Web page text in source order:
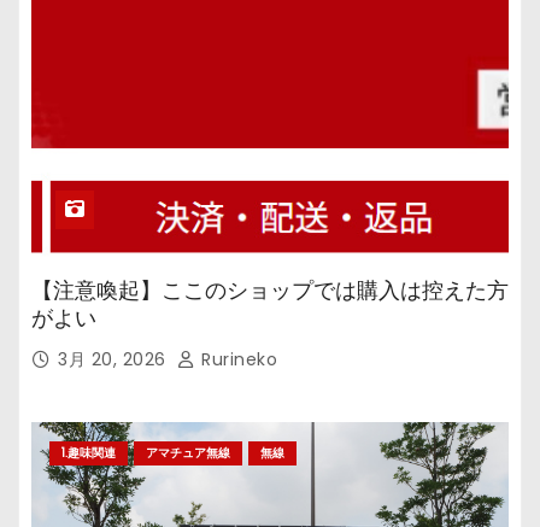
【注意喚起】ここのショップでは購入は控えた方
がよい
3月 20, 2026 Rurineko
1.趣味関連 アマチュア無線 無線